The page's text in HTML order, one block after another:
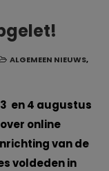
ALGEMEEN NIEUWS,
en 4 augustus
online
van de
voldeden in